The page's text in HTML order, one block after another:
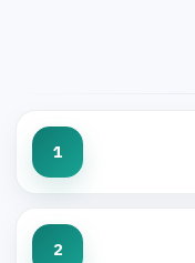
1
2